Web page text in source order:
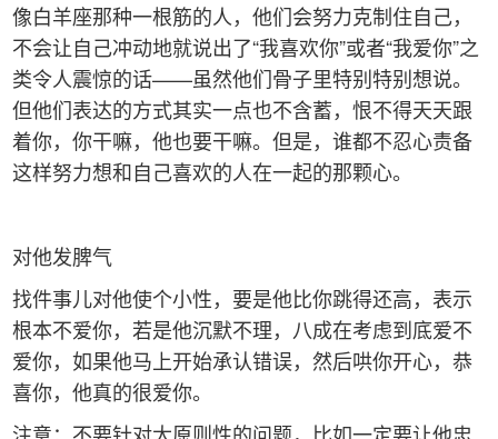
像白羊座那种一根筋的人，他们会努力克制住自己，
不会让自己冲动地就说出了“我喜欢你”或者“我爱你”之
类令人震惊的话——虽然他们骨子里特别特别想说。
但他们表达的方式其实一点也不含蓄，恨不得天天跟
着你，你干嘛，他也要干嘛。但是，谁都不忍心责备
这样努力想和自己喜欢的人在一起的那颗心。
对他发脾气
找件事儿对他使个小性，要是他比你跳得还高，表示
根本不爱你，若是他沉默不理，八成在考虑到底爱不
爱你，如果他马上开始承认错误，然后哄你开心，恭
喜你，他真的很爱你。